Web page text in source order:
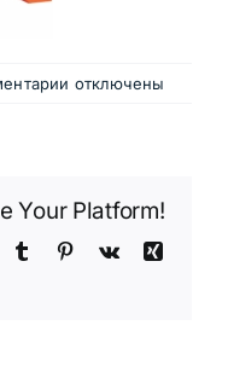
к
§ЃІ
отключены
Your Platform!
Tumblr Pinterest
Vk
Xing